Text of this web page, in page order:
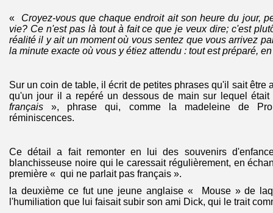
« Croyez-vous que chaque endroit ait son heure du jour,
vie? Ce n'est pas là tout à fait ce que je veux dire; c'est
réalité il y ait un moment où vous sentez que vous arrivez
la minute exacte où vous y étiez attendu : tout est préparé,
Sur un coin de table, il écrit de petites phrases qu'il sait être
qu'un jour il a repéré un dessous de main sur lequel
français », phrase qui, comme la madeleine de
réminiscences.
Ce détail a fait remonter en lui des souvenirs
blanchisseuse noire qui le caressait régulièrement, en
première « qui ne parlait pas français ».
la deuxième ce fut une jeune anglaise « Mouse » de
l'humiliation que lui faisait subir son ami Dick, qui le trait